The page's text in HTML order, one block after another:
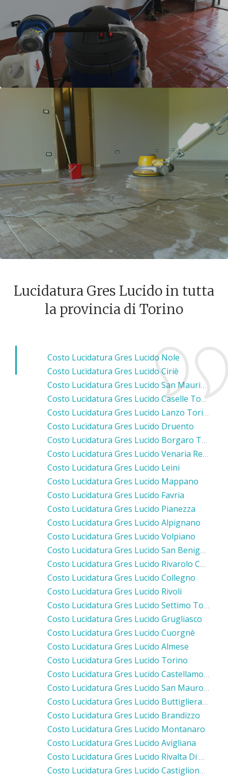
Lucidatura Gres Lucido in tutta
la provincia di Torino
Costo Lucidatura Gres Lucido Nole
Costo Lucidatura Gres Lucido Ciriè
Costo Lucidatura Gres Lucido San Maurizio Canavese
Costo Lucidatura Gres Lucido Caselle Torinese
Costo Lucidatura Gres Lucido Lanzo Torinese
Costo Lucidatura Gres Lucido Druento
Costo Lucidatura Gres Lucido Borgaro Torinese
Costo Lucidatura Gres Lucido Venaria Reale
Costo Lucidatura Gres Lucido Leini
Costo Lucidatura Gres Lucido Mappano
Costo Lucidatura Gres Lucido Favria
Costo Lucidatura Gres Lucido Pianezza
Costo Lucidatura Gres Lucido Alpignano
Costo Lucidatura Gres Lucido Volpiano
Costo Lucidatura Gres Lucido San Benigno Canavese
Costo Lucidatura Gres Lucido Rivarolo Canavese
Costo Lucidatura Gres Lucido Collegno
Costo Lucidatura Gres Lucido Rivoli
Costo Lucidatura Gres Lucido Settimo Torinese
Costo Lucidatura Gres Lucido Grugliasco
Costo Lucidatura Gres Lucido Cuorgnè
Costo Lucidatura Gres Lucido Almese
Costo Lucidatura Gres Lucido Torino
Costo Lucidatura Gres Lucido Castellamonte
Costo Lucidatura Gres Lucido San Mauro Torinese
Costo Lucidatura Gres Lucido Buttigliera Alta
Costo Lucidatura Gres Lucido Brandizzo
Costo Lucidatura Gres Lucido Montanaro
Costo Lucidatura Gres Lucido Avigliana
Costo Lucidatura Gres Lucido Rivalta Di Torino
Costo Lucidatura Gres Lucido Castiglione Torinese